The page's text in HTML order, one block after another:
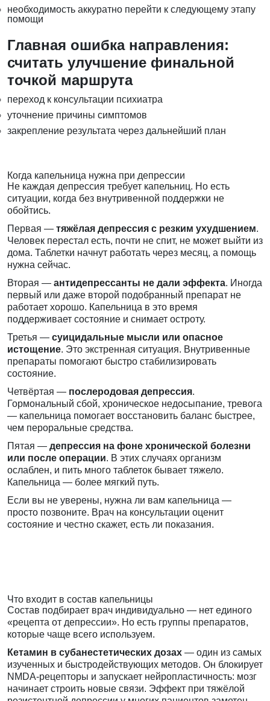
необходимость аккуратно перейти к следующему этапу
помощи
Главная ошибка направления:
считать улучшение финальной
точкой маршрута
переход к консультации психиатра
уточнение причины симптомов
закрепление результата через дальнейший план
Когда капельница нужна при депрессии
Не каждая депрессия требует капельниц. Но есть
ситуации, когда без внутривенной поддержки не
обойтись.
Первая — тяжёлая депрессия с резким ухудшением.
Человек перестал есть, почти не спит, не может выйти из
дома. Таблетки начнут работать через месяц, а помощь
нужна сейчас.
Вторая — антидепрессанты не дали эффекта. Иногда
первый или даже второй подобранный препарат не
работает хорошо. Капельница в это время
поддерживает состояние и снимает остроту.
Третья — суицидальные мысли или опасное
истощение. Это экстренная ситуация. Внутривенные
препараты помогают быстро стабилизировать
состояние.
Четвёртая — послеродовая депрессия.
Гормональный сбой, хроническое недосыпание, тревога
— капельница помогает восстановить баланс быстрее,
чем пероральные средства.
Пятая — депрессия на фоне хронической болезни
или после операции. В этих случаях организм
ослаблен, и пить много таблеток бывает тяжело.
Капельница — более мягкий путь.
Если вы не уверены, нужна ли вам капельница —
просто позвоните. Врач на консультации оценит
состояние и честно скажет, есть ли показания.
Что входит в состав капельницы
Состав подбирает врач индивидуально — нет единого
«рецепта от депрессии». Но есть группы препаратов,
которые чаще всего используем.
Кетамин в субанестетических дозах — один из самых
изученных и быстродействующих методов. Он блокирует
NMDA-рецепторы и запускает нейропластичность: мозг
начинает строить новые связи. Эффект при тяжёлой